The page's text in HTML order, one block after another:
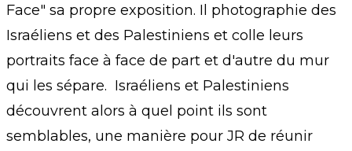
Face" sa propre exposition. Il photographie des
Israéliens et des Palestiniens et colle leurs
portraits face à face de part et d'autre du mur
qui les sépare. Israéliens et Palestiniens
découvrent alors à quel point ils sont
semblables, une manière pour JR de réunir